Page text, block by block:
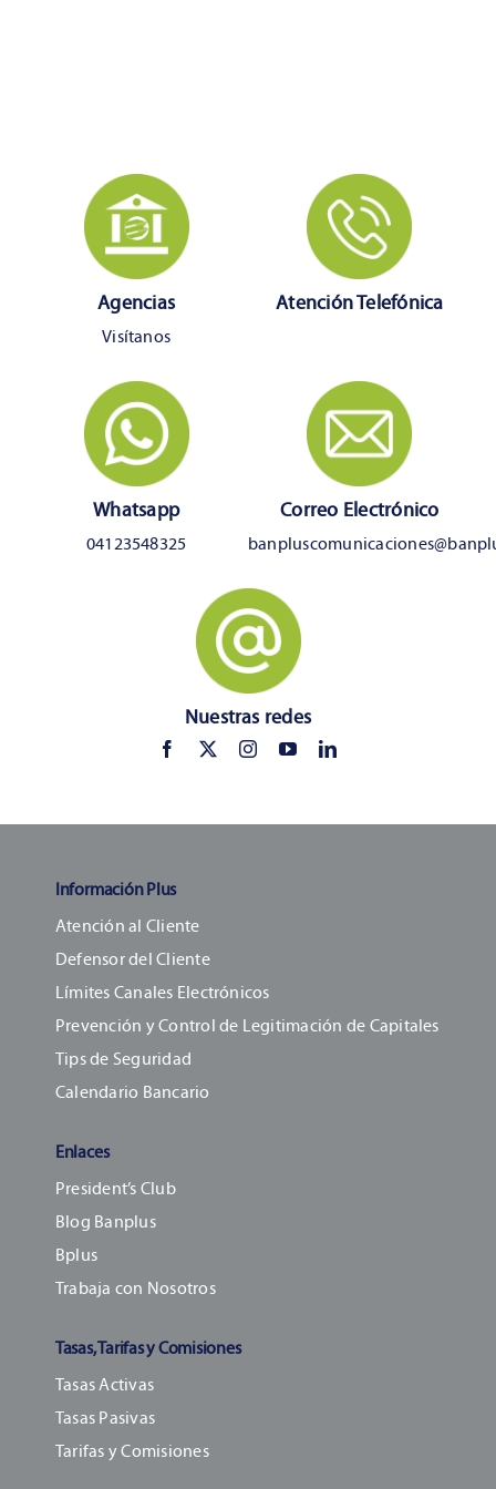
Agencias
Visítanos
Atención Telefónica
Whatsapp
04123548325
Correo Electrónico
Nuestras redes
Información Plus
Atención al Cliente
Defensor del Cliente
Límites Canales Electrónicos
Prevención y Control de Legitimación de Capitales
Tips de Seguridad
Calendario Bancario
Enlaces
President’s Club
Blog Banplus
Bplus
Trabaja con Nosotros
Tasas, Tarifas y Comisiones
Tasas Activas
Tasas Pasivas
Tarifas y Comisiones